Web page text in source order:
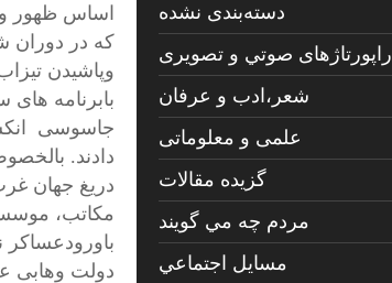
اساس ظهور
که در دوران
وپاشیدن
بابرنامه
جاسوسی
دادند.
دریغ جهان
مکاتب،
دولت وهابی
دسته‌بندی نشده
راپورتاژهای صوتي و تصويری
شعر،ادب و عرفان
علمی و معلوماتی
گزیده مقالات
مردم چه مي گويند
مسايل اجتماعي